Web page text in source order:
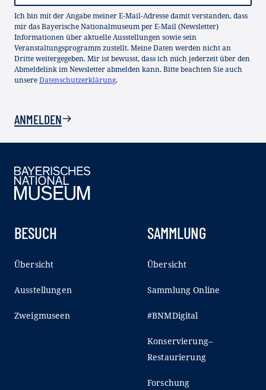
Ich bin mit der Angabe meiner E-Mail-Adresse damit verstanden, dass
mir das Bayerische Nationalmuseum per E-Mail (Newsletter)
Informationen über aktuelle Ausstellungen sowie sein
Veranstaltungsprogramm zustellt. Meine Daten werden nicht an
Dritte weitergegeben. Mir ist bewusst, dass ich mich jederzeit über den
Abmeldelink im Newsletter abmelden kann. Bitte beachten Sie auch
unsereDatenschutzerklärung.
ANMELDEN
BESUCH
Übersicht
Ausstellungen
Zweigmuseen
SAMMLUNG
Übersicht
Sammlung Online
#BNMDigital
Konservierung–
Restaurierung
Forschung